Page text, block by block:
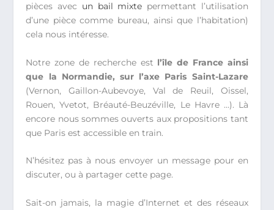
pièces avec un bail mixte permettant l’utilisation
d’une pièce comme bureau, ainsi que l’habitation)
cela nous intéresse.
Notre zone de recherche est l’île de France ainsi
que la Normandie, sur l’axe Paris Saint-Lazare
(Vernon, Gaillon-Aubevoye, Val de Reuil, Oissel,
Rouen, Yvetot, Bréauté-Beuzéville, Le Havre …). Là
encore nous sommes ouverts aux propositions tant
que Paris est accessible en train.
N’hésitez pas à nous envoyer un message pour en
discuter, ou à partager cette page.
Sait-on jamais, la magie d’Internet et des réseaux